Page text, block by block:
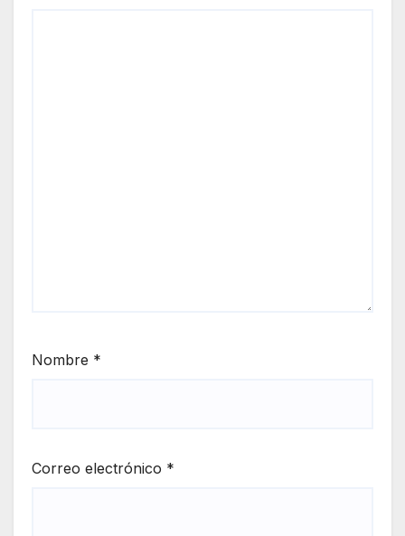
Nombre *
Correo electrónico *